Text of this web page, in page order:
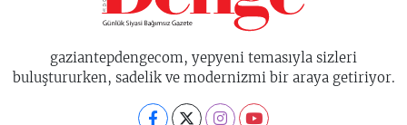
gaziantepdengecom, yepyeni temasıyla sizleri
buluştururken, sadelik ve modernizmi bir araya getiriyor.